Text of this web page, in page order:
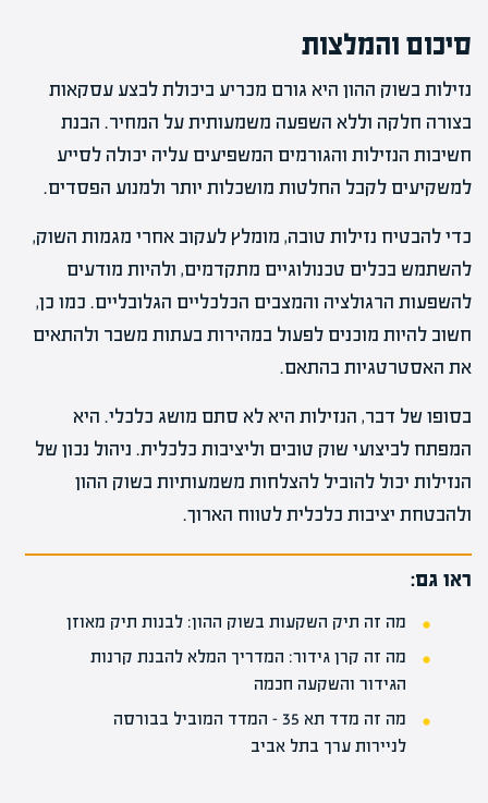
סיכום והמלצות
נזילות בשוק ההון היא גורם מכריע ביכולת לבצע עסקאות
בצורה חלקה וללא השפעה משמעותית על המחיר. הבנת
חשיבות הנזילות והגורמים המשפיעים עליה יכולה לסייע
למשקיעים לקבל החלטות מושכלות יותר ולמנוע הפסדים.
כדי להבטיח נזילות טובה, מומלץ לעקוב אחרי מגמות השוק,
להשתמש בכלים טכנולוגיים מתקדמים, ולהיות מודעים
להשפעות הרגולציה והמצבים הכלכליים הגלובליים. כמו כן,
חשוב להיות מוכנים לפעול במהירות בעתות משבר ולהתאים
את האסטרטגיות בהתאם.
בסופו של דבר, הנזילות היא לא סתם מושג כלכלי. היא
המפתח לביצועי שוק טובים וליציבות כלכלית. ניהול נכון של
הנזילות יכול להוביל להצלחות משמעותיות בשוק ההון
ולהבטחת יציבות כלכלית לטווח הארוך.
ראו גם:
מה זה תיק השקעות בשוק ההון: לבנות תיק מאוזן
מה זה קרן גידור: המדריך המלא להבנת קרנות
הגידור והשקעה חכמה
מה זה מדד תא 35 – המדד המוביל בבורסה
לניירות ערך בתל אביב